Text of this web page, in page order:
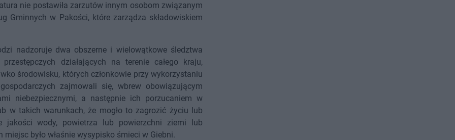
nie postawiła zarzutów innym osobom związanym
Gminnych w Pakości, które zarządza składowiskiem
nadzoruje dwa obszerne i wielowątkowe śledztwa
działających na terenie całego kraju,
środowisku, których członkowie przy wykorzystaniu
zajmowali się, wbrew obowiązującym
niebezpiecznymi, a następnie ich porzucaniem w
w takich warunkach, że mogło to zagrozić życiu lub
jakości wody, powietrza lub powierzchni ziemi lub
było właśnie wysypisko śmieci w Giebni.